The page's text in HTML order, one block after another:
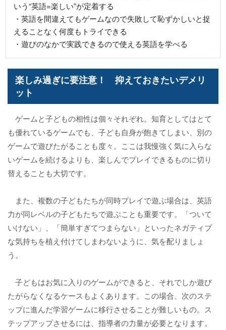
いう“英語=楽しい”が定着する
・英語を間違えてもゲームなので失敗して恥ずかしいと捉
えることなく何度もトライできる
・遊びのなかで実践できるので使える英語を学べる
楽しみ過ぎに要注意！ 抑えておきたいデメリ
ット
ゲームと子どもの相性は個々それぞれ。知育としてはとて
も優れているゲームでも、子ども自身が飽きてしまい、別の
ゲームで遊びたがることも度々。ここは我慢強く気に入らな
いゲームを続けるよりも、楽しんでプレイできるものに切り
替えることも大切です。
また、複数の子どもたちが同時プレイで遊ぶ場合は、英語
力が同レベルの子どもたちで遊ぶことも重要です。「ついて
いけない」、「簡単すぎてつまらない」といったネガティブ
な気持ちを植え付けてしまわないように、気を配りましょ
う。
子どもはお気に入りのゲームができると、それでしか遊び
たがらなくなるケースもよくあります。この場合、次のステ
ップに進んだ学習ゲームに移行させることが難しいもの。ス
テップアップさせるには、指導者の力量が必要となります。